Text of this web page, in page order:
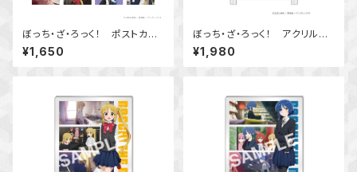
ぼっち・ざ・ろっく！ ポストカー
ド16種セット
¥1,650
ぼっち・ざ・ろっく！ アクリルス
タンドボード 後藤 ひとり
¥1,980